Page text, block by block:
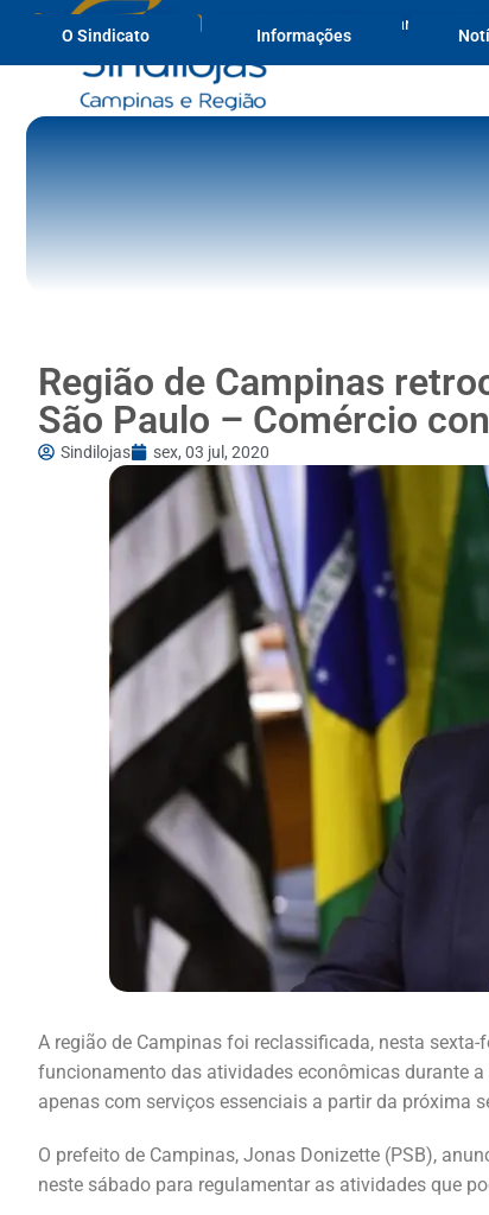
(19) 3236-1817
O Sindicato Informações
Região de Campinas
São Paulo – Comércio
Sindilojas sex, 03 jul, 2020
A região de Campinas foi reclassificada, nesta
funcionamento das atividades econômicas durante
apenas com serviços essenciais a partir da próxima
O prefeito de Campinas, Jonas Donizette (PSB),
neste sábado para regulamentar as atividades que